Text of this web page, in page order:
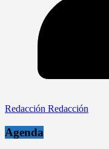
Redacción Redacción
Agenda